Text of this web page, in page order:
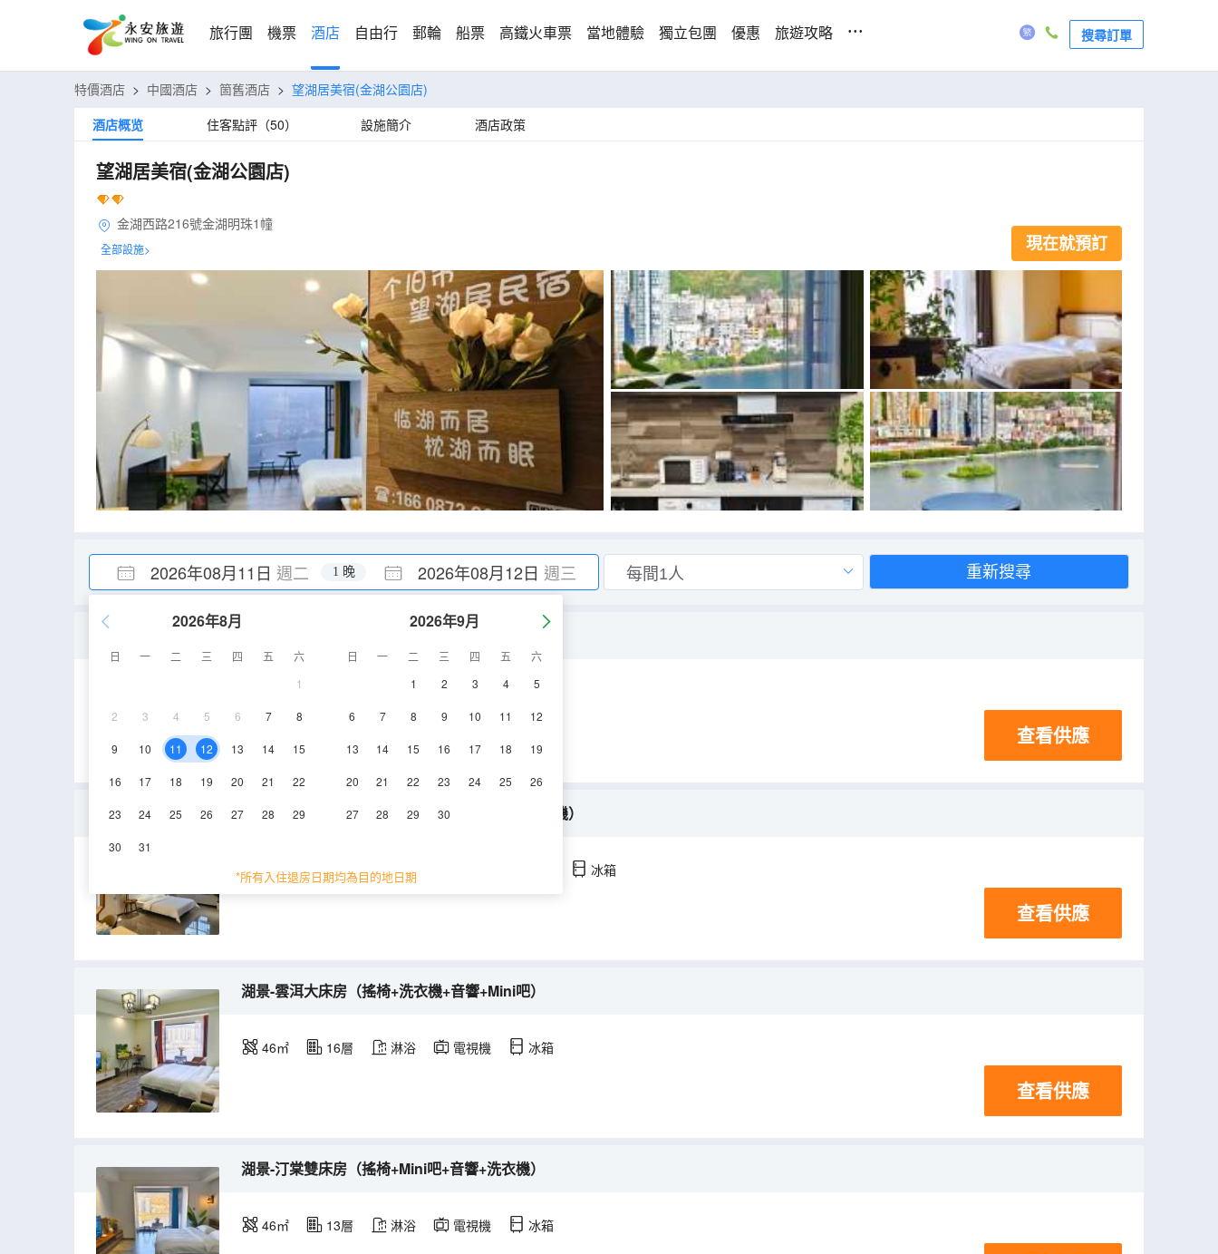
旅行團 機票 酒店 自由行 郵輪 船票 高鐵火車票 當地體驗 獨立包團 優惠 旅遊攻略 ... 搜尋訂單
特價酒店 > 中國酒店 > 箇舊酒店 > 望湖居美宿(金湖公園店)
酒店概览
住客點評（50） 設施簡介 酒店政策
望湖居美宿(金湖公園店)
金湖西路216號金湖明珠1幢
全部設施> 現在就預訂
2026年08月11日 週二 2026年08月12日 週三
1 晚
2026年8月
日 一 二 三 四 五
六
1
2 3 4 5 6 7 8
9 10 11 12 13 14 15
16 17 18 19 20 21 22
23 24 25 26 27 28 29
30 31
2026年9月
日 一 二 三 四 五
六
1
2 3 4 5
6 7 8 9 10 11 12
13 14 15 16 17 18 19
20 21 22 23 24 25 26
27 28 29 30
*所有入住退房日期均為目的地日期
重新搜尋
雲端陽光大床房（Mini吧 +音響+ 洗衣機）
淋浴 電視機 冰箱
查看供應
湖景-隱士豪華套房（空調+書桌+音響+廚房+洗衣機）
88㎡ 26層 空調 冰箱
查看供應
湖景-雲洱大床房（搖椅+洗衣機+音響+Mini吧）
46㎡ 16層 淋浴 電視機 冰箱
查看供應
湖景-汀棠雙床房（搖椅+Mini吧+音響+洗衣機）
46㎡ 13層 淋浴 電視機 冰箱